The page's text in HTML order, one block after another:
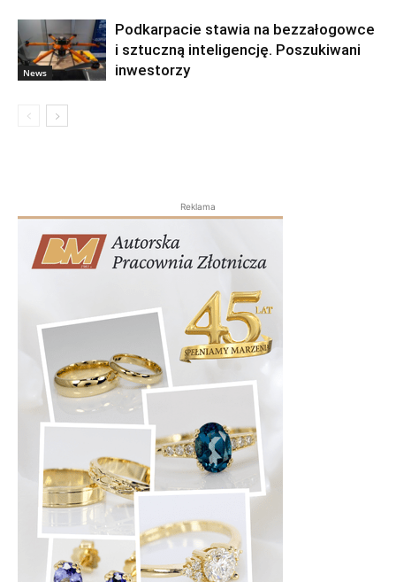
News
Podkarpacie stawia na bezzałogowce
i sztuczną inteligencję. Poszukiwani
inwestorzy
Reklama